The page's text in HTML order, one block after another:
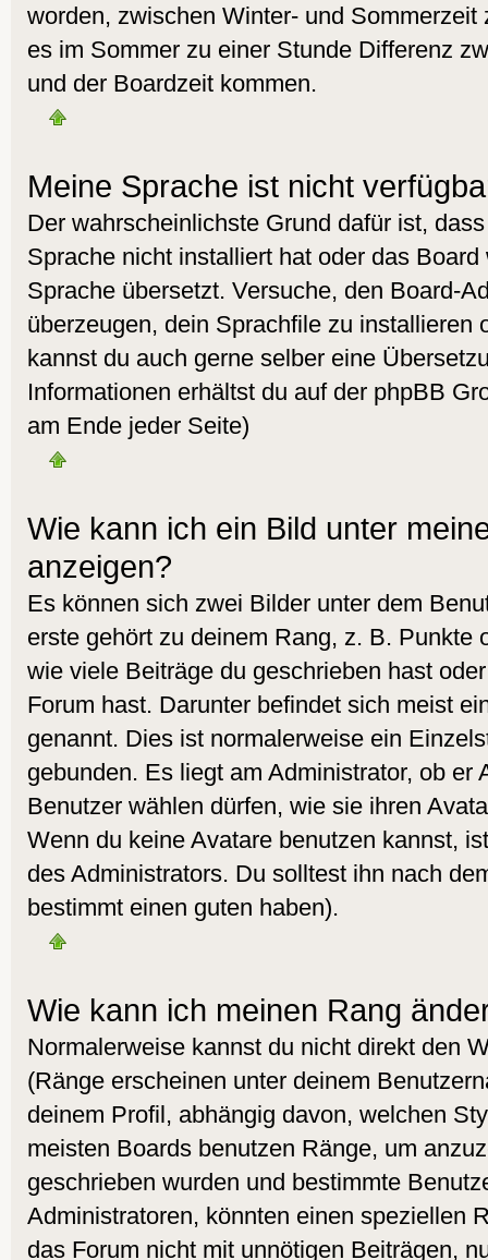
worden, zwischen Winter- und Sommerzeit
es im Sommer zu einer Stunde Differenz
und der Boardzeit kommen.
Meine Sprache ist nicht
Der wahrscheinlichste Grund dafür ist,
Sprache nicht installiert hat oder das
Sprache übersetzt. Versuche, den Board-
überzeugen, dein Sprachfile zu installieren
kannst du auch gerne selber eine
Informationen erhältst du auf der phpBB
am Ende jeder Seite)
Wie kann ich ein Bild unter
anzeigen?
Es können sich zwei Bilder unter dem
erste gehört zu deinem Rang, z. B. Punkte
wie viele Beiträge du geschrieben hast
Forum hast. Darunter befindet sich meist
genannt. Dies ist normalerweise ein
gebunden. Es liegt am Administrator, ob er
Benutzer wählen dürfen, wie sie ihren
Wenn du keine Avatare benutzen kannst,
des Administrators. Du solltest ihn nach
bestimmt einen guten haben).
Wie kann ich meinen Rang
Normalerweise kannst du nicht direkt den
(Ränge erscheinen unter deinem
deinem Profil, abhängig davon, welchen
meisten Boards benutzen Ränge, um
geschrieben wurden und bestimmte
Administratoren, könnten einen speziellen
das Forum nicht mit unnötigen Beiträgen,